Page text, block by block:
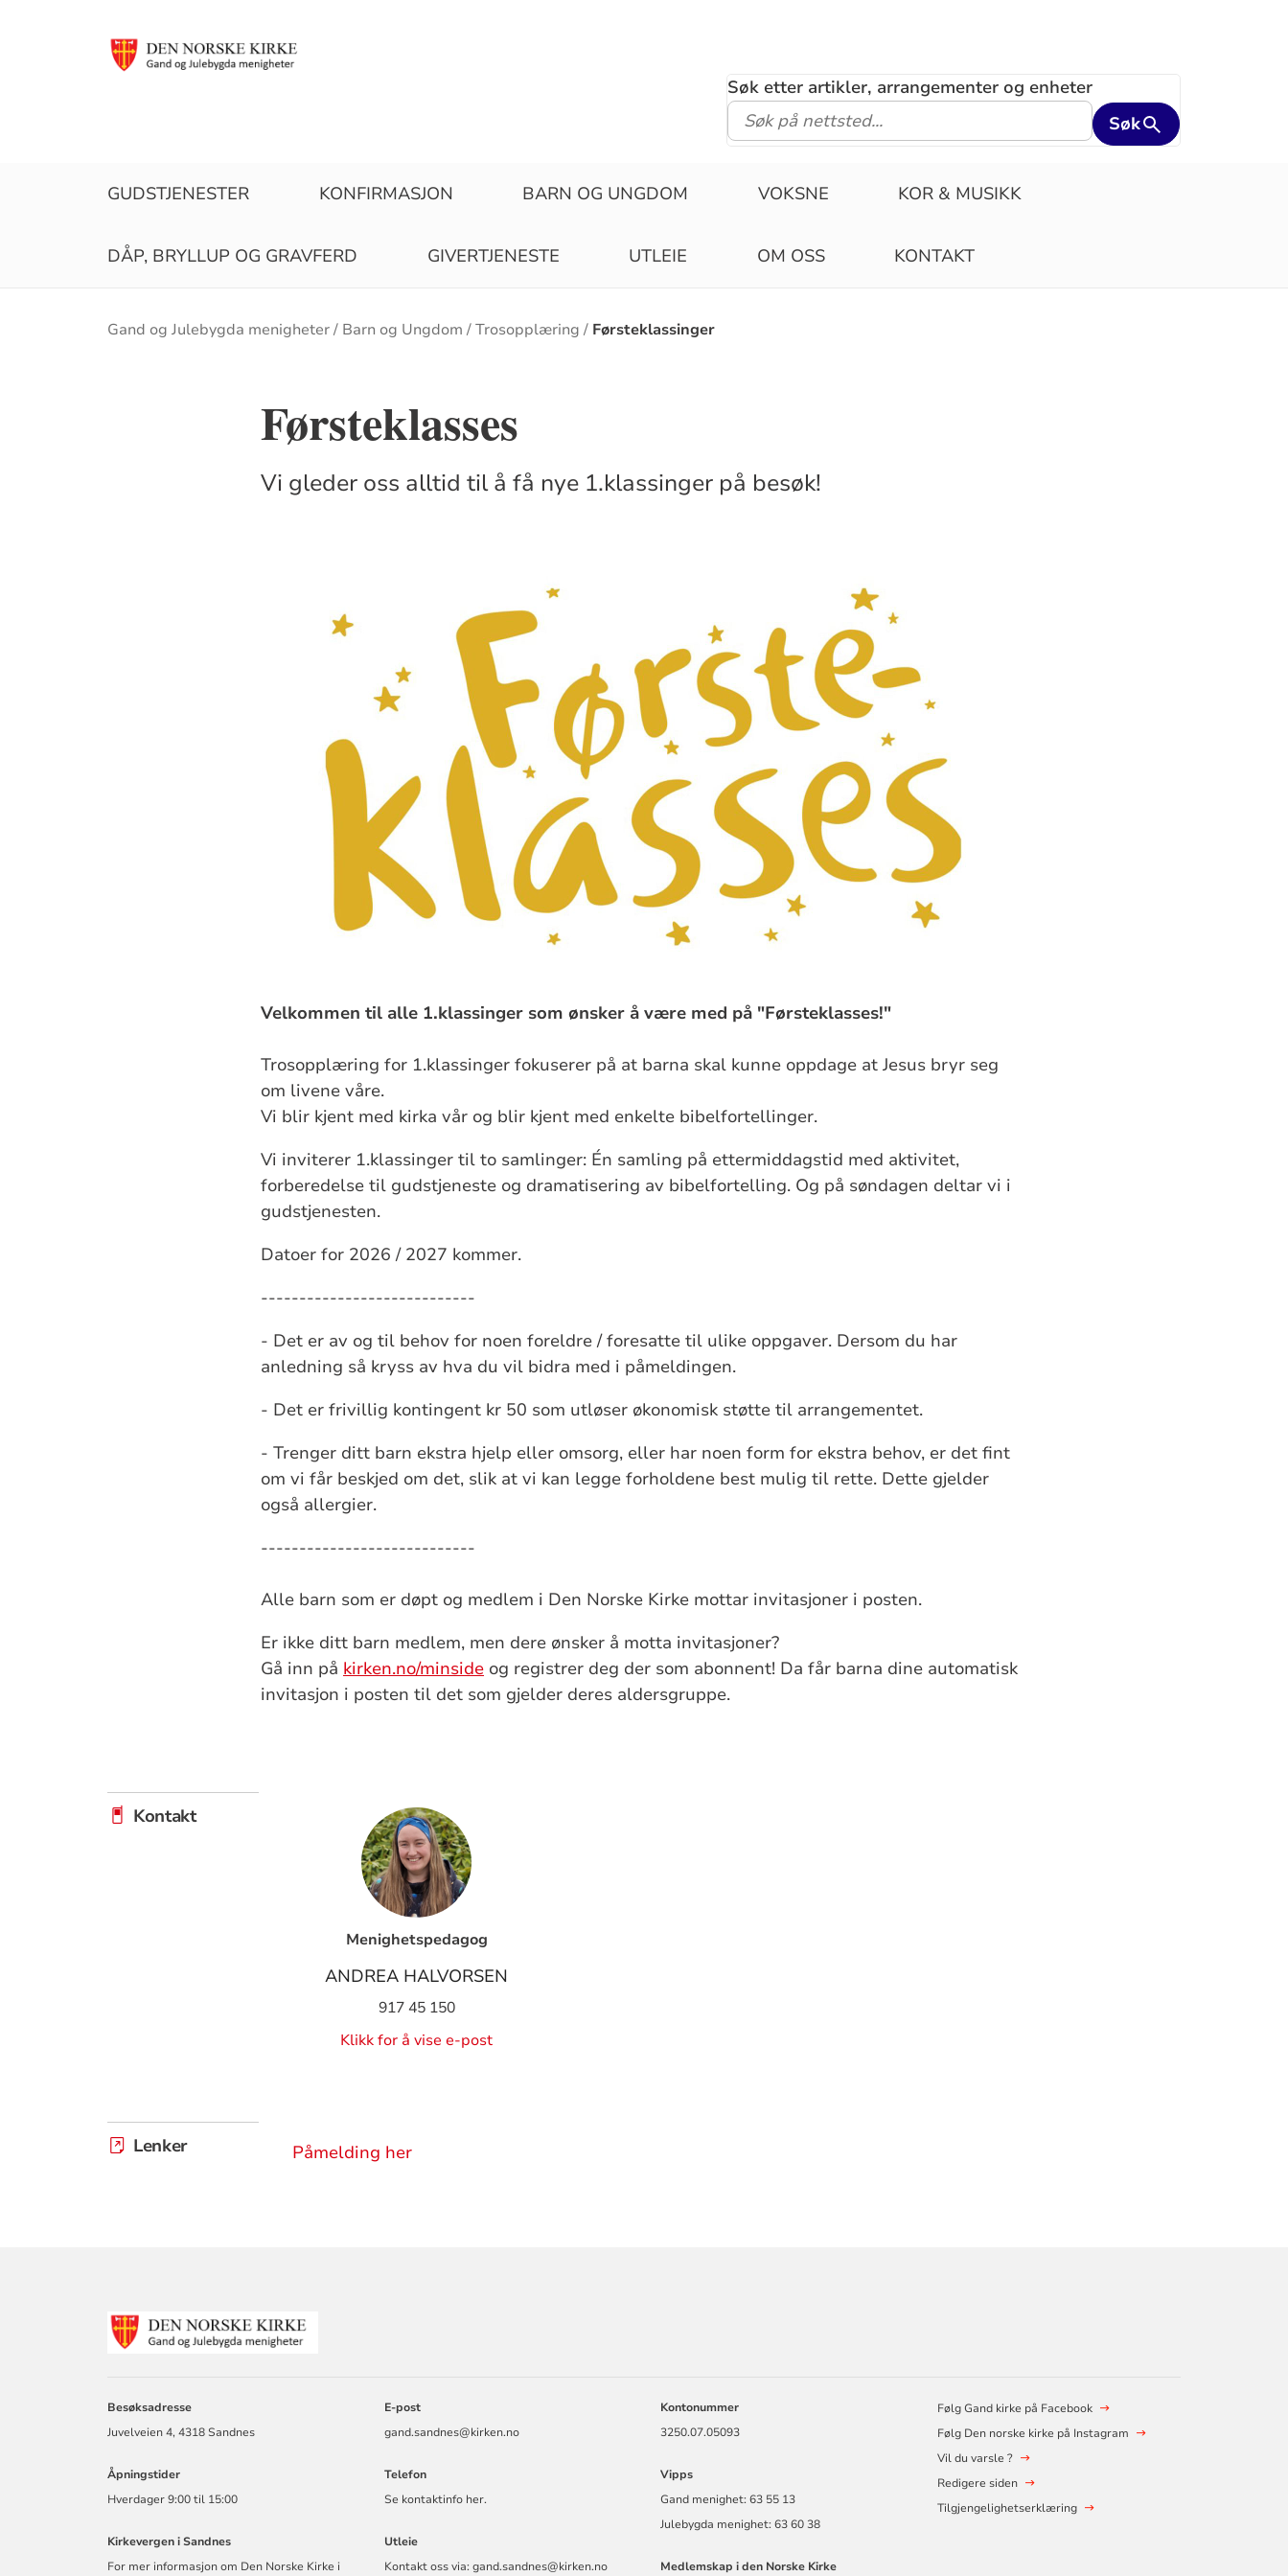
Søk etter artikler, arrangementer og enheter
Søk
GUDSTJENESTER KONFIRMASJON BARN OG UNGDOM VOKSNE KOR & MUSIKK
DÅP, BRYLLUP OG GRAVFERD GIVERTJENESTE UTLEIE OM OSS KONTAKT
Brødsmulesti
Gand og Julebygda menigheter Barn og Ungdom Trosopplæring Førsteklassinger
Førsteklasses
Vi gleder oss alltid til å få nye 1.klassinger på besøk!
Velkommen til alle 1.klassinger som ønsker å være med på "Førsteklasses!"
Trosopplæring for 1.klassinger fokuserer på at barna skal kunne oppdage at Jesus bryr seg
om livene våre.
Vi blir kjent med kirka vår og blir kjent med enkelte bibelfortellinger.
Vi inviterer 1.klassinger til to samlinger: Én samling på ettermiddagstid med aktivitet,
forberedelse til gudstjeneste og dramatisering av bibelfortelling. Og på søndagen deltar vi i
gudstjenesten.
Datoer for 2026 / 2027 kommer.
----------------------------
- Det er av og til behov for noen foreldre / foresatte til ulike oppgaver. Dersom du har
anledning så kryss av hva du vil bidra med i påmeldingen.
- Det er frivillig kontingent kr 50 som utløser økonomisk støtte til arrangementet.
- Trenger ditt barn ekstra hjelp eller omsorg, eller har noen form for ekstra behov, er det fint
om vi får beskjed om det, slik at vi kan legge forholdene best mulig til rette. Dette gjelder
også allergier.
----------------------------
Alle barn som er døpt og medlem i Den Norske Kirke mottar invitasjoner i posten.
Er ikke ditt barn medlem, men dere ønsker å motta invitasjoner?
Gå inn på kirken.no/minside og registrer deg der som abonnent! Da får barna dine automatisk
invitasjon i posten til det som gjelder deres aldersgruppe.
Kontakt
Menighetspedagog
ANDREA HALVORSEN
917 45 150
Klikk for å vise e-post
Lenker Påmelding her
MENIGHET
Besøksadresse
Juvelveien 4, 4318 Sandnes
Åpningstider
Hverdager 9:00 til 15:00
Kirkevergen i Sandnes
For mer informasjon om Den Norske Kirke i
E-post
gand.sandnes@kirken.no
Telefon
Se kontaktinfo her.
Utleie
Kontakt oss via: gand.sandnes@kirken.no
Kontonummer
3250.07.05093
Vipps
Gand menighet: 63 55 13
Julebygda menighet: 63 60 38
Medlemskap i den Norske Kirke
Følg Gand kirke på Facebook
Følg Den norske kirke på Instagram
Vil du varsle ?
Redigere siden
Tilgjengelighetserklæring